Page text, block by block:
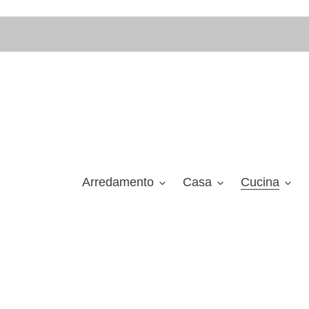
Arredamento Casa Cucina